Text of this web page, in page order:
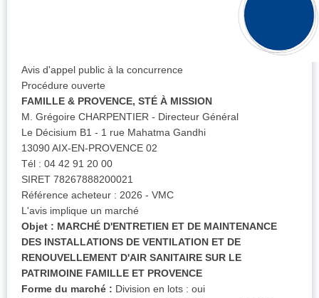
Avis d'appel public à la concurrence
Procédure ouverte
FAMILLE & PROVENCE, STÉ À MISSION
M. Grégoire CHARPENTIER - Directeur Général
Le Décisium B1 - 1 rue Mahatma Gandhi
13090 AIX-EN-PROVENCE 02
Tél : 04 42 91 20 00
SIRET 78267888200021
Référence acheteur : 2026 - VMC
L'avis implique un marché
Objet : MARCHÉ D'ENTRETIEN ET DE MAINTENANCE
DES INSTALLATIONS DE VENTILATION ET DE
RENOUVELLEMENT D'AIR SANITAIRE SUR LE
PATRIMOINE FAMILLE ET PROVENCE
Forme du marché : Division en lots : oui